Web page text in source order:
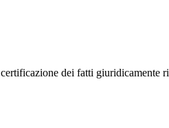
dei fatti giuridicamente